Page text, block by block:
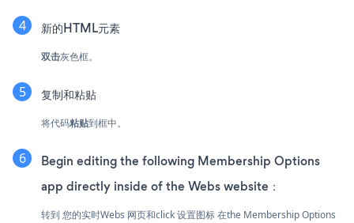
新的HTML元素
双击灰色框。
复制和粘贴
将代码粘贴到框中。
Begin editing the following Membership Options
app directly inside of the Webs website：
转到 您的实时Webs 网页和click 设置图标在the Membership Options